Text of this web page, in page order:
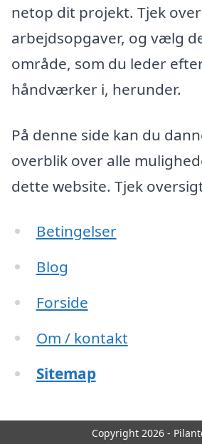
netop dit projekt. Tjek
arbejdsopgaver, og vælg
område, som du leder
håndværker i, herunder.
På denne side kan du
overblik over alle
dette website. Tjek
Betingelser
Blog
Forside
Om / kontakt
Sitemap
Copyright 2026 -